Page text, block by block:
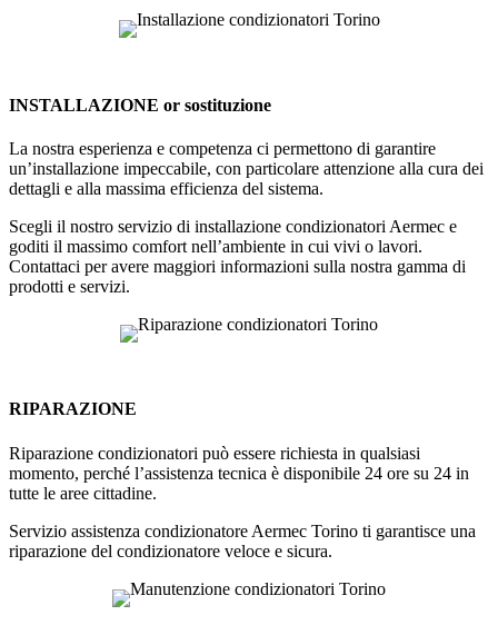
INSTALLAZIONE or sostituzione
La nostra esperienza e competenza ci permettono di garantire
un’installazione impeccabile, con particolare attenzione alla cura dei
dettagli e alla massima efficienza del sistema.
Scegli il nostro servizio di installazione condizionatori Aermec e
goditi il massimo comfort nell’ambiente in cui vivi o lavori.
Contattaci per avere maggiori informazioni sulla nostra gamma di
prodotti e servizi.
RIPARAZIONE
Riparazione condizionatori può essere richiesta in qualsiasi
momento, perché l’assistenza tecnica è disponibile 24 ore su 24 in
tutte le aree cittadine.
Servizio assistenza condizionatore Aermec Torino ti garantisce una
riparazione del condizionatore veloce e sicura.